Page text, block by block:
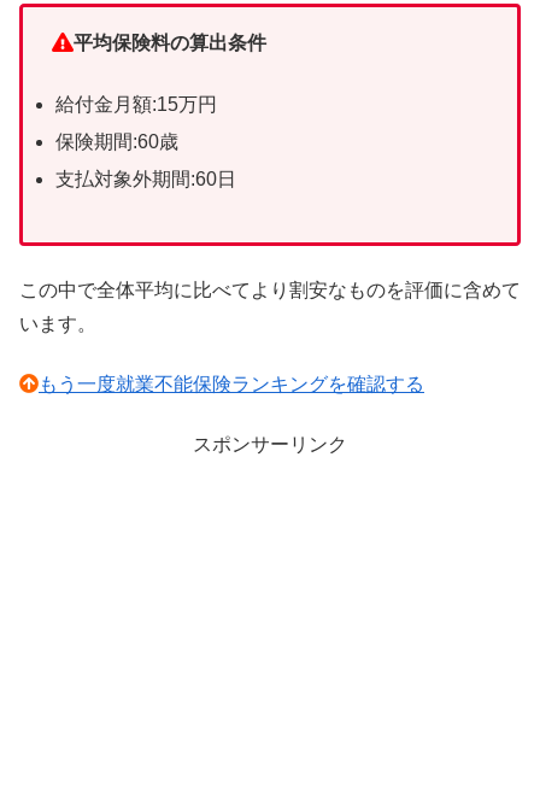
平均保険料の算出条件
給付金月額:15万円
保険期間:60歳
支払対象外期間:60日
この中で全体平均に比べてより割安なものを評価に含めて
います。
もう一度就業不能保険ランキングを確認する
スポンサーリンク